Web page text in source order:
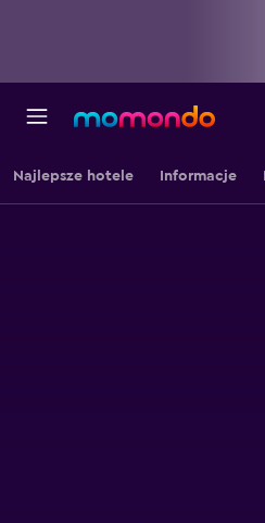
Najlepsze hotele Informacje